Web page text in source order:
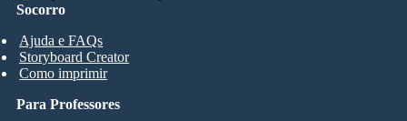
Socorro
Ajuda e FAQs
Storyboard Creator
Como imprimir
Para Professores